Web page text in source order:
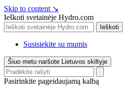
Skip to content ↘
Ieškoti svetainėje Hydro.com
Ieškoti
Susisiekite su mumis
Šiuo metu naršote Lietuvos skiltyje
Pasirinkite pageidaujamą kalbą